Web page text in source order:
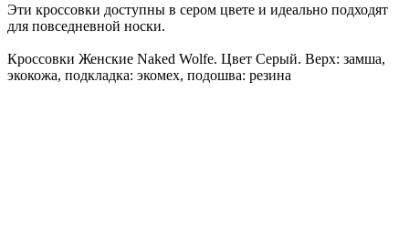
Эти кроссовки доступны в сером цвете и идеально подходят
для повседневной носки.
Кроссовки Женские Naked Wolfe. Цвет Серый. Верх: замша,
экокожа, подкладка: экомех, подошва: резина